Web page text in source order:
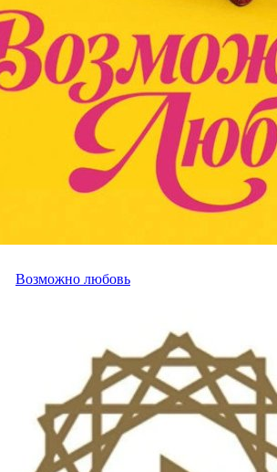
Возможно любовь